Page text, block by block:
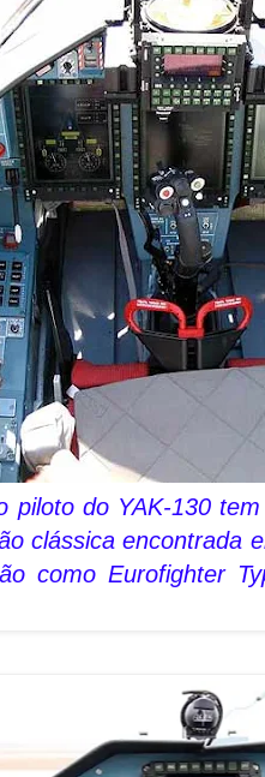
piloto do YAK-130
clássica encontrada
como Eurofighter